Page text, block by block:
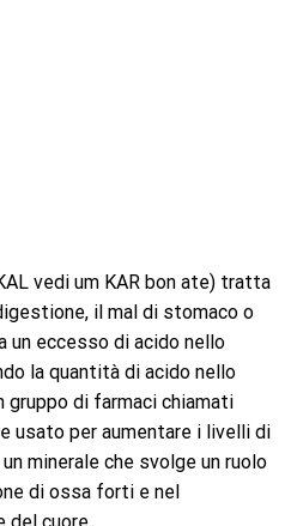
vedi um KAR bon ate) tratta
il mal di stomaco o
un eccesso di acido nello
la quantità di acido nello
gruppo di farmaci chiamati
usato per aumentare i livelli di
minerale che svolge un ruolo
di ossa forti e nel